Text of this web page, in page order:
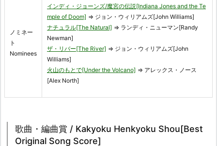
ノミネー
ト
Nominees
インディ・ジョーンズ/魔宮の伝説[Indiana Jones and the Te
mple of Doom] ⇒ ジョン・ウィリアムズ[John Williams]
ナチュラル[The Natural] ⇒ ランディ・ニューマン[Randy
Newman]
ザ・リバー[The River] ⇒ ジョン・ウィリアムズ[John
Williams]
火山のもとで[Under the Volcano] ⇒ アレックス・ノース
[Alex North]
歌曲・編曲賞 / Kakyoku Henkyoku Shou[Best
Original Song Score]